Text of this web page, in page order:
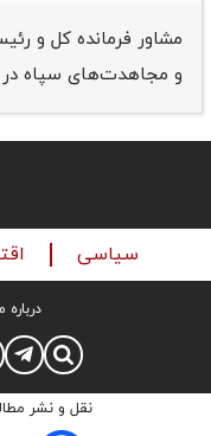
مشاور فرمانده کل و
و مجاهدت‌های سپاه در
سیاسی
درباره
نقل و نشر